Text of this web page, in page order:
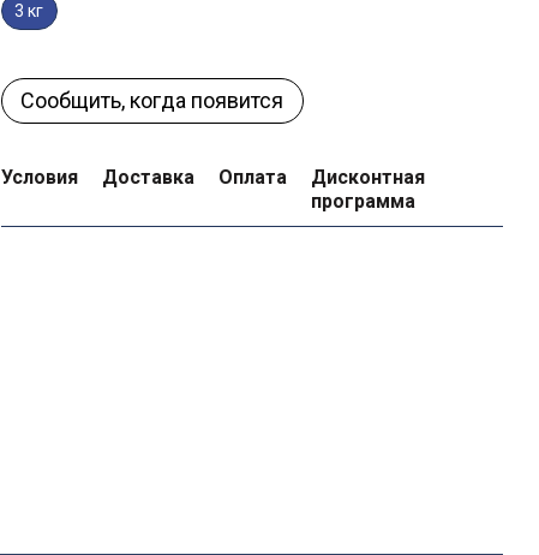
3 кг
Сообщить, когда появится
Условия Доставка Оплата
Дисконтная
программа